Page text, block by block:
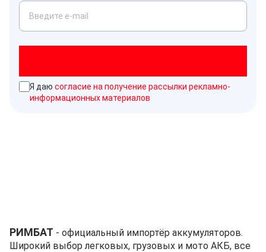
Я даю согласие на получение рассылки рекламно-
информационных материалов
РИМБАТ - официальный импортёр аккумуляторов.
Широкий выбор легковых, грузовых и мото АКБ, все